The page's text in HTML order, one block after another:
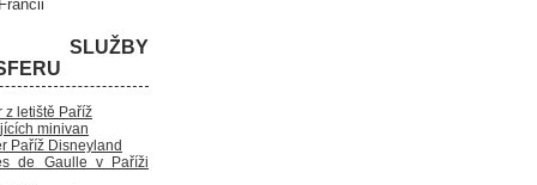
SLUŽBY
z letiště Paříž
minivan
Paříž Disneyland
de Gaulle v Paříži